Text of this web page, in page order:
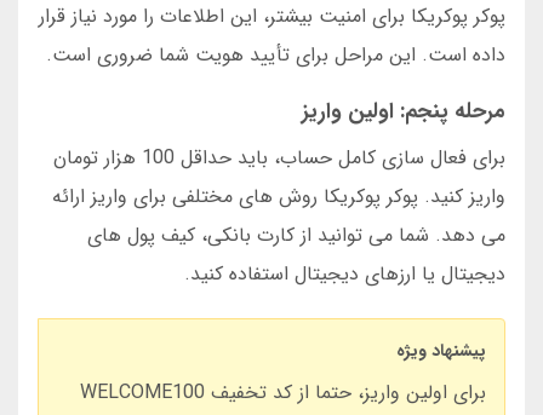
پوکر پوکریکا برای امنیت بیشتر، این اطلاعات را مورد نیاز قرار
داده است. این مراحل برای تأیید هویت شما ضروری است.
مرحله پنجم: اولین واریز
برای فعال سازی کامل حساب، باید حداقل 100 هزار تومان
واریز کنید. پوکر پوکریکا روش های مختلفی برای واریز ارائه
می دهد. شما می توانید از کارت بانکی، کیف پول های
دیجیتال یا ارزهای دیجیتال استفاده کنید.
پیشنهاد ویژه
برای اولین واریز، حتما از کد تخفیف WELCOME100